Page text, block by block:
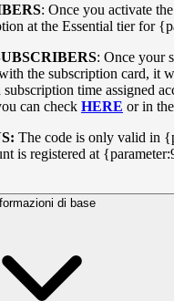
: Once you activate
at the Essential tier for
: Once your
the subscription card, it
time assigned
can check HERE or in
The code is only valid in
is registered at
di base